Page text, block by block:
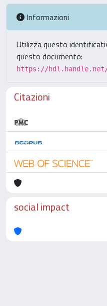
Informazioni
Utilizza questo
questo documento:
https://hdl.handle.net/
Citazioni
social impact